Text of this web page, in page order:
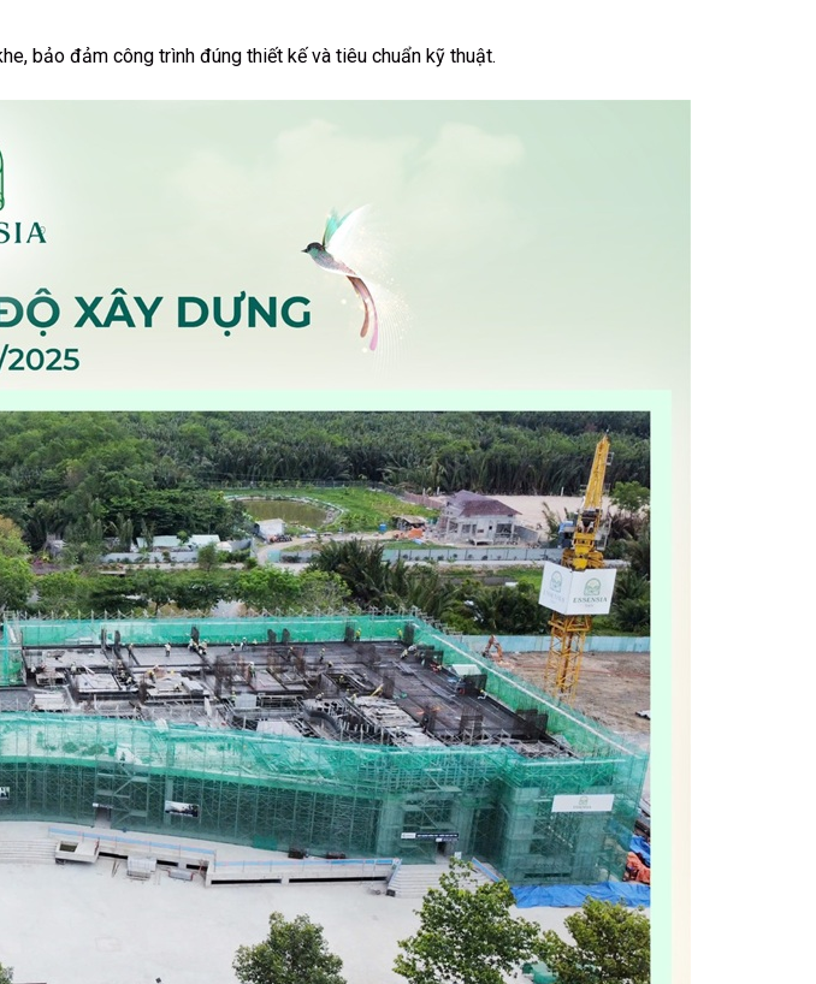
bảo đảm công trình đúng thiết kế và tiêu chuẩn kỹ thuật.